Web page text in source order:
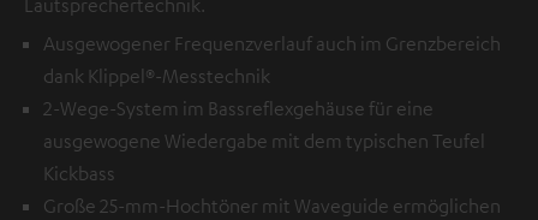
Lautsprechertechnik.
Ausgewogener Frequenzverlauf auch im Grenzbereich
dank Klippel®-Messtechnik
2-Wege-System im Bassreflexgehäuse für eine
ausgewogene Wiedergabe mit dem typischen Teufel
Kickbass
Große 25-mm-Hochtöner mit Waveguide ermöglichen